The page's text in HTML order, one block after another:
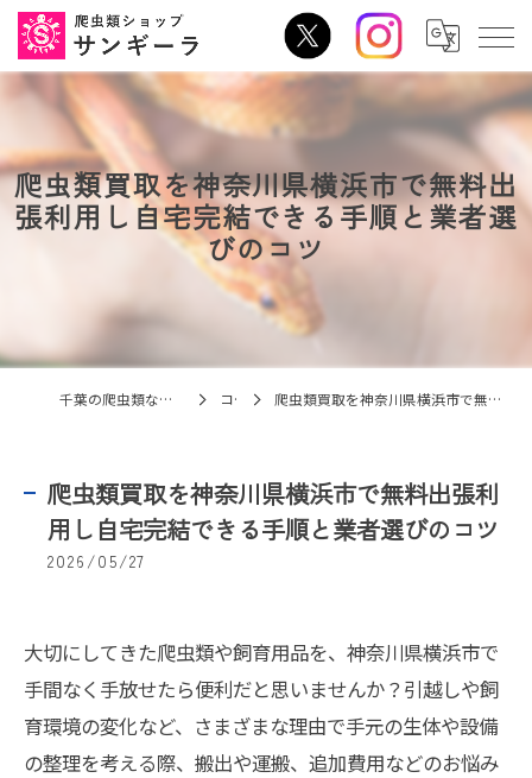
爬虫類買取を神奈川県横浜市で無料出
張利用し自宅完結できる手順と業者選
びのコツ
千葉の爬虫類なら爬虫類ショップ サンギーラ コラム 爬虫類買取を神奈川県横浜市で無料出張利用し自宅完結できる手順と業者選びのコツ
爬虫類買取を神奈川県横浜市で無料出張利
用し自宅完結できる手順と業者選びのコツ
2026/05/27
大切にしてきた爬虫類や飼育用品を、神奈川県横浜市で
手間なく手放せたら便利だと思いませんか？引越しや飼
育環境の変化など、さまざまな理由で手元の生体や設備
の整理を考える際、搬出や運搬、追加費用などのお悩み